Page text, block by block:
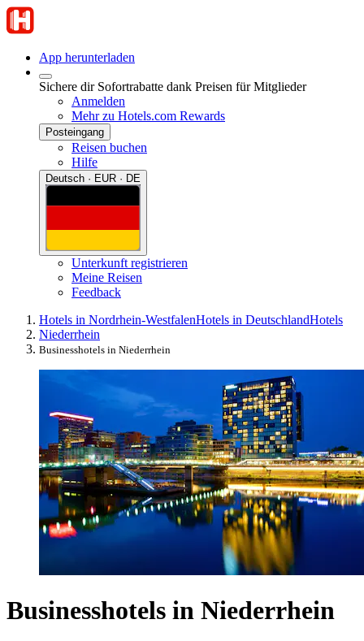
App herunterladen
Sichere dir Sofortrabatte dank Preisen für Mitglieder
Anmelden
Mehr zu Hotels.com Rewards
Posteingang
Reisen buchen
Hilfe
Deutsch · EUR · DE
Unterkunft registrieren
Meine Reisen
Feedback
Hotels in Nordrhein-WestfalenHotels in DeutschlandHotels
Niederrhein
Businesshotels in Niederrhein
Businesshotels in Niederrhein